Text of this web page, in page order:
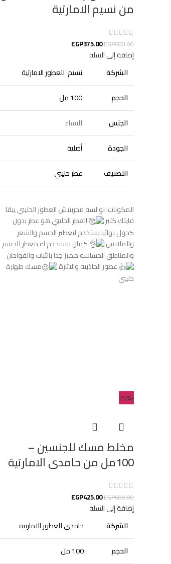
من نسيم الامارتية
EGP600.00
EGP375.00
إضافة إلى السلة
الشركة
نسيم للعطور الامارتية
الحجم
100 مل
الجنس
للنساء
الجودة
أصلية
التصنيف
عطر حليبي
المكونات: لو لسه مجربتيش العطور الحليبي يبقا
فايتك كتير
العطر الحليبي هو عطر بدون
كحول نهائيا يستخدم لتعطير الجسم والشعر
والملابس
كمان بيستخدم ك معطر للجسم
والمناطق الحساسه مميز جدا بالثبات والفواحان
عطور الجاذبيه والاثارة
مسك طهارة
حليبي
-29%
مخلط مسك للجنسين –
100مل من حامدى الامارتية
EGP600.00
EGP425.00
إضافة إلى السلة
الشركة
حامدى للعطور الامارتية
الحجم
100 مل